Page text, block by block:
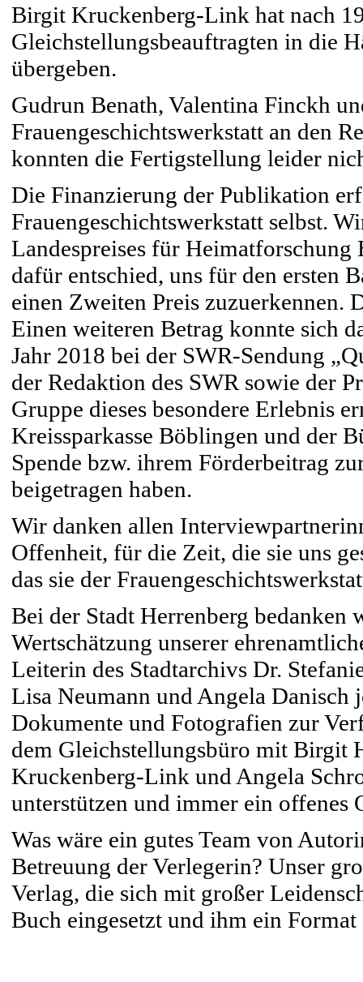
Birgit Kruckenberg-Link hat nach
Gleichstellungsbeauftragten in die
übergeben.
Gudrun Benath, Valentina Finckh
Frauengeschichtswerkstatt an den
konnten die Fertigstellung leider
Die Finanzierung der Publikation
Frauengeschichtswerkstatt selbst.
Landespreises für
dafür entschied, uns für den ersten
einen Zweiten Preis zuzuerkennen.
Einen weiteren Betrag konnte sich
Jahr 2018 bei der SWR-Sendung
der Redaktion des SWR sowie der
Gruppe dieses besondere Erlebnis
Kreissparkasse Böblingen und der
Spende bzw. ihrem Förderbeitrag
beigetragen haben.
Wir danken allen
Offenheit, für die Zeit, die sie uns
das sie der
Bei der Stadt Herrenberg
Wertschätzung unserer
Leiterin des Stadtarchivs Dr.
Lisa Neumann und Angela Danisch
Dokumente und Fotografien zur
dem Gleichstellungsbüro mit Birgit
Kruckenberg-Link und Angela
unterstützen und immer ein offenes
Was wäre ein gutes Team von
Betreuung der Verlegerin? Unser
Verlag, die sich mit großer
Buch eingesetzt und ihm ein Format